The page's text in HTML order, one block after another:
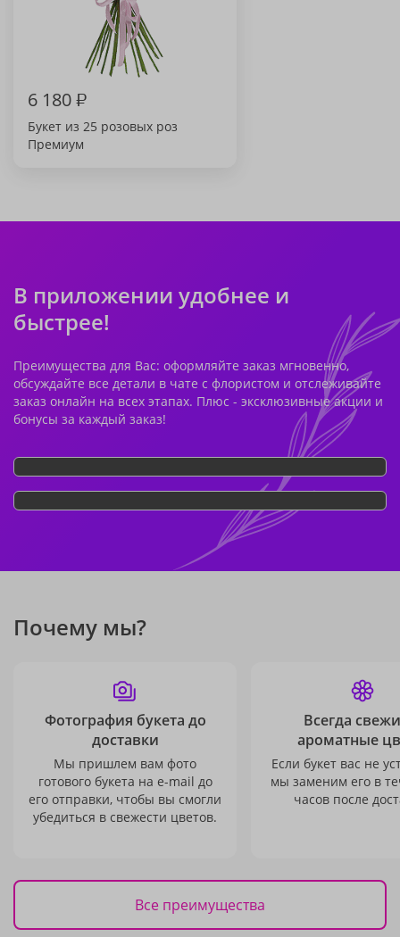
6 180₽
Букет из 25 розовых роз
Премиум
В приложении удобнее и
быстрее!
Преимущества для Вас: оформляйте заказ мгновенно,
обсуждайте все детали в чате с флористом и отслеживайте
заказ онлайн на всех этапах. Плюс - эксклюзивные акции и
бонусы за каждый заказ!
Почему мы?
Фотография букета до
доставки
Мы пришлем вам фото
готового букета на e-mail до
его отправки, чтобы вы смогли
убедиться в свежести цветов.
Всегда
ароматные
Если букет вас не
мы заменим его в
часов после
Все преимущества